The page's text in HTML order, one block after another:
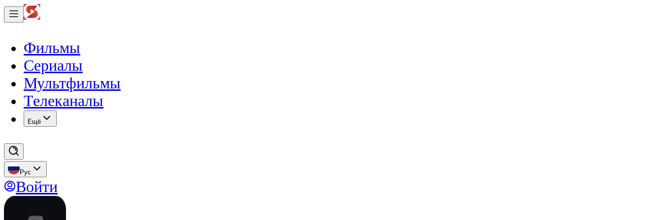
Фильмы
Сериалы
Мультфильмы
Телеканалы
Eщё
Рус
Войти